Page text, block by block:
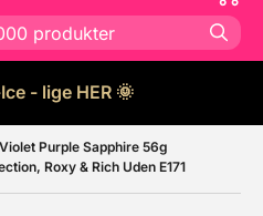
- lige HER 🌞
af disse
Purple Sapphire 56g
Roxy & Rich Uden E171